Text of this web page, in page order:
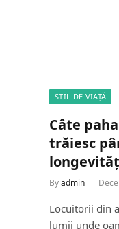
STIL DE VIAȚĂ
Câte
trăiesc
Byadmin
Locuitorii din
lumii unde